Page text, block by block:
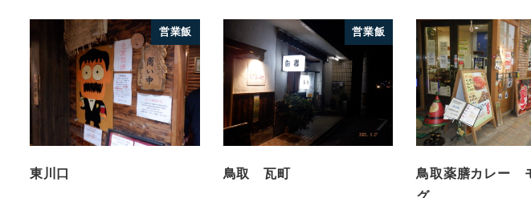
営業飯
東川口
営業飯
鳥取 瓦町
鳥取薬膳カレー